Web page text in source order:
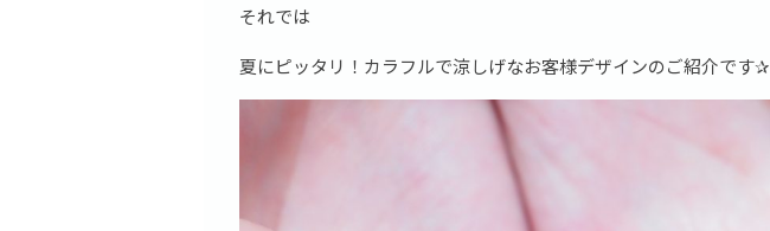
それでは
夏にピッタリ！カラフルで涼しげなお客様デザインのご紹介です✰